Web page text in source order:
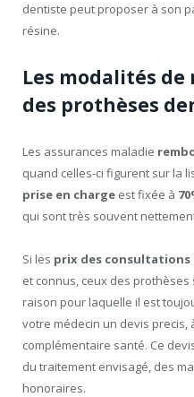
dentiste peut proposer à son
résine.
Les modalités
des prothèses
Les assurances maladie
quand celles-ci figurent sur la
prise en charge est fixée à
qui sont très souvent
Si les prix des consultations
et connus, ceux des prothèses
raison pour laquelle il est
votre médecin un devis precis,
complémentaire santé. Ce
du traitement envisagé, des
honoraires.